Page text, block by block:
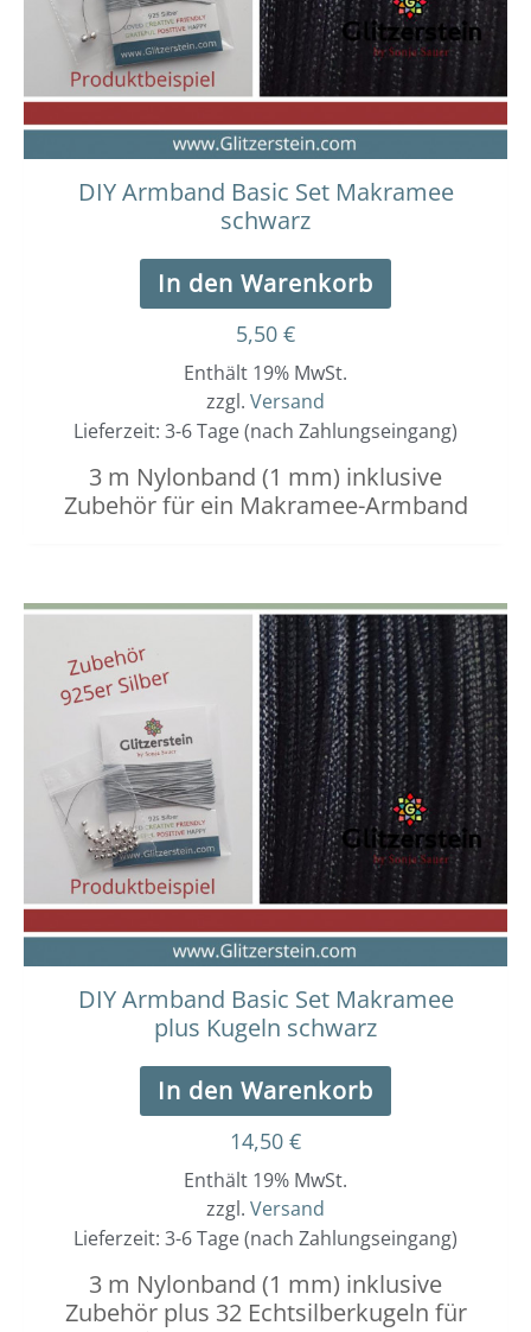
DIY Armband Basic Set Makramee
schwarz
In den Warenkorb
5,50 €
Enthält 19% MwSt.
zzgl. Versand
Lieferzeit: 3-6 Tage (nach Zahlungseingang)
3 m Nylonband (1 mm) inklusive
Zubehör für ein Makramee-Armband
DIY Armband Basic Set Makramee
plus Kugeln schwarz
In den Warenkorb
14,50 €
Enthält 19% MwSt.
zzgl. Versand
Lieferzeit: 3-6 Tage (nach Zahlungseingang)
3 m Nylonband (1 mm) inklusive
Zubehör plus 32 Echtsilberkugeln für